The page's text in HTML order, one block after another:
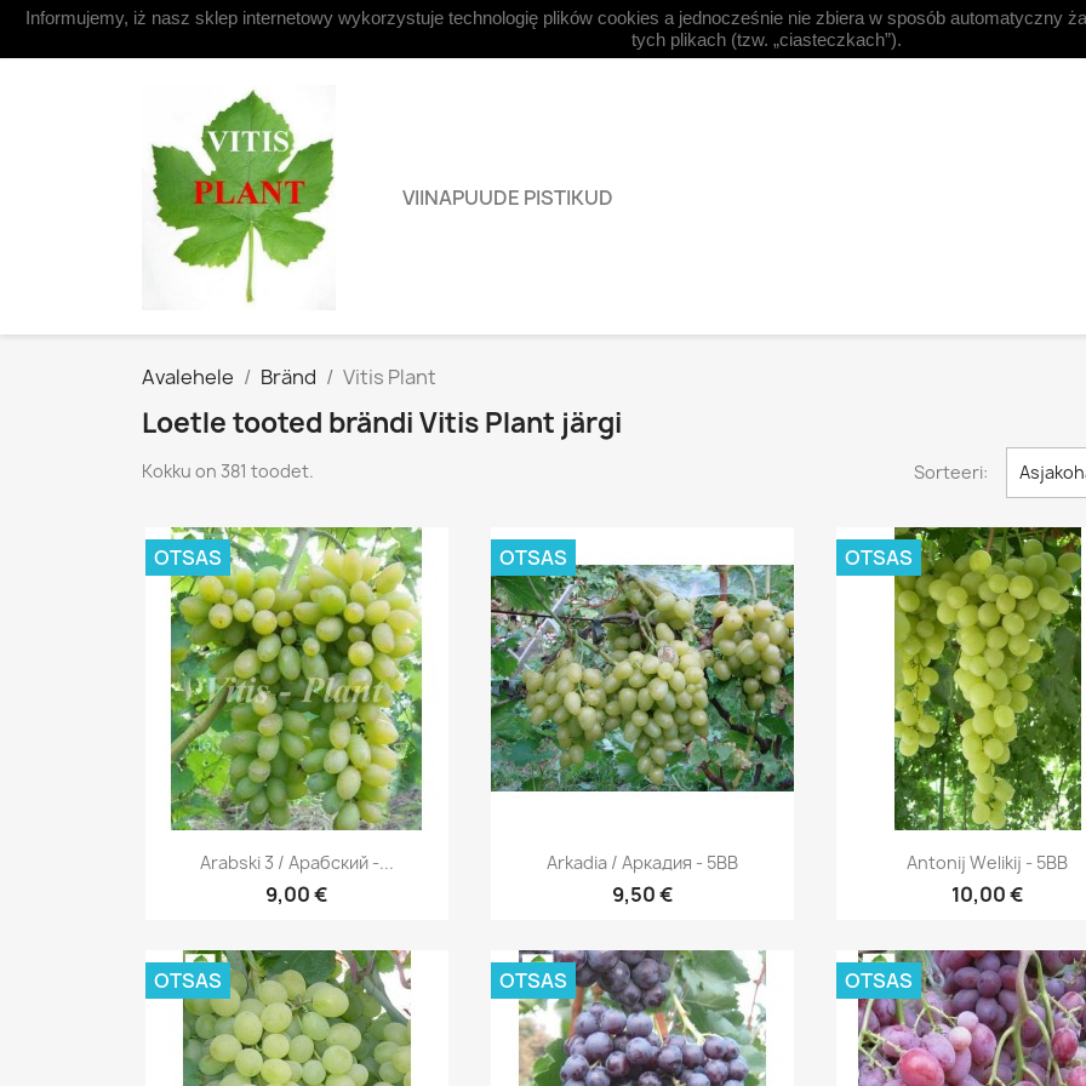
Võta ühendust Eesti keel Valuuta:EUR €
VIINAPUUDE PISTIKUD
Avalehele Bränd Vitis Plant
Loetle tooted brändi Vitis Plant järgi
Kokku on 381 toodet. Sorteeri:
Kiirvaade
Arabski 3 / Арабский -...
9,00 €
OTSAS
 Kiirvaade
Arkadia / Аркадия - 5BB
9,50 €
OTSAS
Kiirvaade
Antonij Welikij - 5BB
10,00 €
OTSAS
OTSAS OTSAS OTSAS
Informujemy, iż nasz sklep internetowy wykorzystuje technologię plików cookies a jednocześnie nie zbiera w sposób automatyczny
tych plikach (tzw. „ciasteczkach”).